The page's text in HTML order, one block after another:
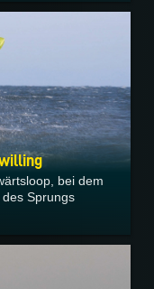
bei dem
Sprungs